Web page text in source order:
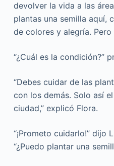
devolver la vida a las
plantas una semilla aquí,
de colores y alegría. Pero
“¿Cuál es la condición?”
“Debes cuidar de las
con los demás. Solo así
ciudad,” explicó Flora.
“¡Prometo cuidarlo!” dijo
“¿Puedo plantar una